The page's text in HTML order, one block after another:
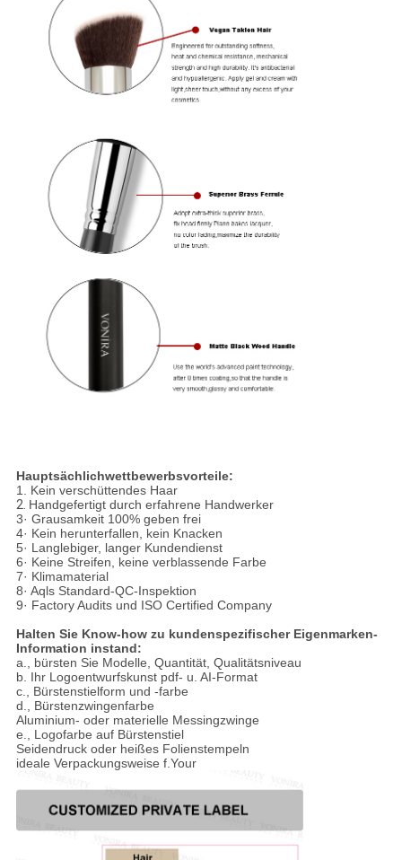
Hauptsächlichwettbewerbsvorteile:
1. Kein verschüttendes Haar
2. Handgefertigt durch erfahrene Handwerker
3· Grausamkeit 100% geben frei
4· Kein herunterfallen, kein Knacken
5· Langlebiger, langer Kundendienst
6· Keine Streifen, keine verblassende Farbe
7· Klimamaterial
8· Aqls Standard-QC-Inspektion
9· Factory Audits und ISO Certified Company
Halten Sie Know-how zu kundenspezifischer Eigenmarken-
Information instand:
a., bürsten Sie Modelle, Quantität, Qualitätsniveau
b. Ihr Logoentwurfskunst pdf- u. AI-Format
c., Bürstenstielform und -farbe
d., Bürstenzwingenfarbe
Aluminium- oder materielle Messingzwinge
e., Logofarbe auf Bürstenstiel
Seidendruck oder heißes Folienstempeln
ideale Verpackungsweise f.Your